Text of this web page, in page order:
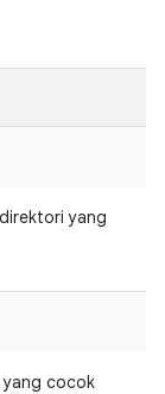
yang
cocok